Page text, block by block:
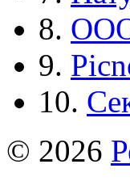
8.
9.
10.
© 2026